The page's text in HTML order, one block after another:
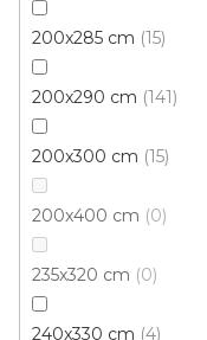
200x285 cm 15
200x290 cm 141
200x300 cm 15
200x400 cm 0
235x320 cm 0
240x330 cm 4
Kusový koberec
Zboží jsme
od299 Kč/ ks
160x220 cm